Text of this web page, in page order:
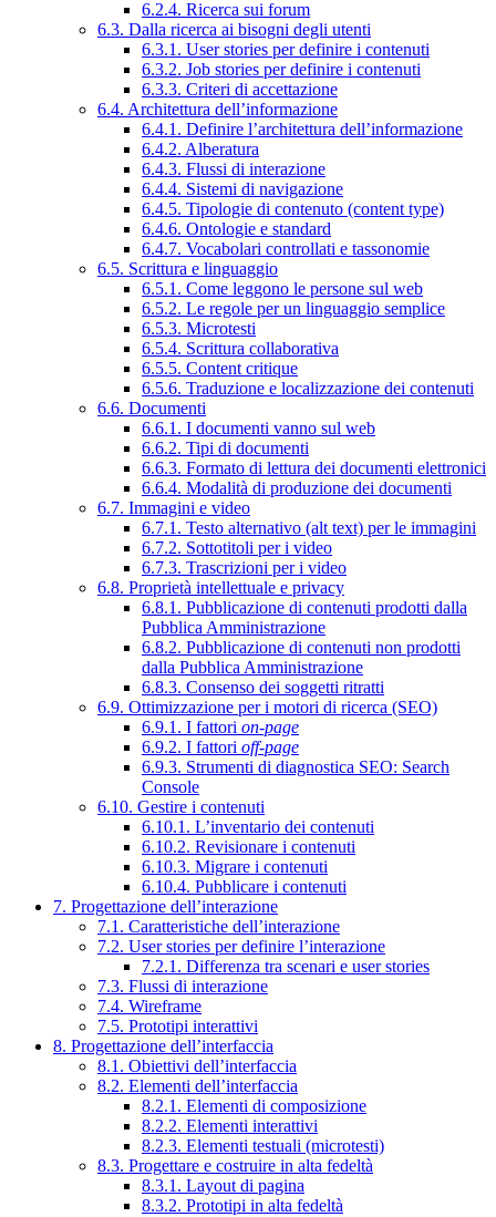
6.2.4. Ricerca sui forum
6.3. Dalla ricerca ai bisogni degli utenti
6.3.1. User stories per definire i contenuti
6.3.2. Job stories per definire i contenuti
6.3.3. Criteri di accettazione
6.4. Architettura dell’informazione
6.4.1. Definire l’architettura dell’informazione
6.4.2. Alberatura
6.4.3. Flussi di interazione
6.4.4. Sistemi di navigazione
6.4.5. Tipologie di contenuto (content type)
6.4.6. Ontologie e standard
6.4.7. Vocabolari controllati e tassonomie
6.5. Scrittura e linguaggio
6.5.1. Come leggono le persone sul web
6.5.2. Le regole per un linguaggio semplice
6.5.3. Microtesti
6.5.4. Scrittura collaborativa
6.5.5. Content critique
6.5.6. Traduzione e localizzazione dei contenuti
6.6. Documenti
6.6.1. I documenti vanno sul web
6.6.2. Tipi di documenti
6.6.3. Formato di lettura dei documenti elettronici
6.6.4. Modalità di produzione dei documenti
6.7. Immagini e video
6.7.1. Testo alternativo (alt text) per le immagini
6.7.2. Sottotitoli per i video
6.7.3. Trascrizioni per i video
6.8. Proprietà intellettuale e privacy
6.8.1. Pubblicazione di contenuti prodotti dalla
Pubblica Amministrazione
6.8.2. Pubblicazione di contenuti non prodotti
dalla Pubblica Amministrazione
6.8.3. Consenso dei soggetti ritratti
6.9. Ottimizzazione per i motori di ricerca (SEO)
6.9.1. I fattori on-page
6.9.2. I fattori off-page
6.9.3. Strumenti di diagnostica SEO: Search
Console
6.10. Gestire i contenuti
6.10.1. L’inventario dei contenuti
6.10.2. Revisionare i contenuti
6.10.3. Migrare i contenuti
6.10.4. Pubblicare i contenuti
7. Progettazione dell’interazione
7.1. Caratteristiche dell’interazione
7.2. User stories per definire l’interazione
7.2.1. Differenza tra scenari e user stories
7.3. Flussi di interazione
7.4. Wireframe
7.5. Prototipi interattivi
8. Progettazione dell’interfaccia
8.1. Obiettivi dell’interfaccia
8.2. Elementi dell’interfaccia
8.2.1. Elementi di composizione
8.2.2. Elementi interattivi
8.2.3. Elementi testuali (microtesti)
8.3. Progettare e costruire in alta fedeltà
8.3.1. Layout di pagina
8.3.2. Prototipi in alta fedeltà